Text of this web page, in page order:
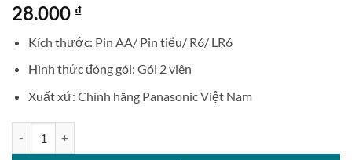
28.000 ₫
Kích thước: Pin AA/ Pin tiểu/ R6/ LR6
Hình thức đóng gói: Gói 2 viên
Xuất xứ: Chính hãng Panasonic Việt Nam